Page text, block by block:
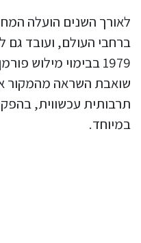
לאורך השנים הועלה
ברחבי העולם, ועובד גם
1979 בבימוי מילוש
שואבת השראה מהמקור
תרבותית עכשווית,
במיוחד.